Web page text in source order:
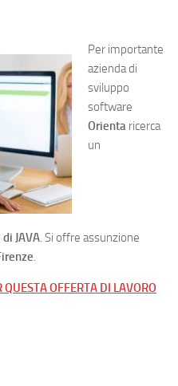
Per importante
azienda di
sviluppo
software
Orienta ricerca
un
JAVA. Si offre assunzione
.
OFFERTA DI LAVORO